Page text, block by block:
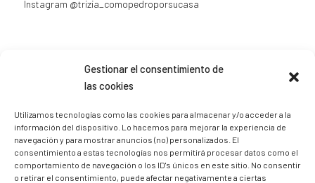
Gestionar el consentimiento de
las cookies
Utilizamos tecnologías como las cookies para almacenar y/o acceder a la
información del dispositivo. Lo hacemos para mejorar la experiencia de
navegación y para mostrar anuncios (no) personalizados. El
consentimiento a estas tecnologías nos permitirá procesar datos como el
comportamiento de navegación o los ID's únicos en este sitio. No consentir
o retirar el consentimiento, puede afectar negativamente a ciertas
Instagram @trizia_comopedroporsucasa
Sígueme en Instagram
trizia_comopedroporsucasa
Freelance | Web | RRSS
Mi tienda de productos ECO
@lacatalina.shop
Alquila tu Autocaravana en
@caravana_go
Mi blog de viajes